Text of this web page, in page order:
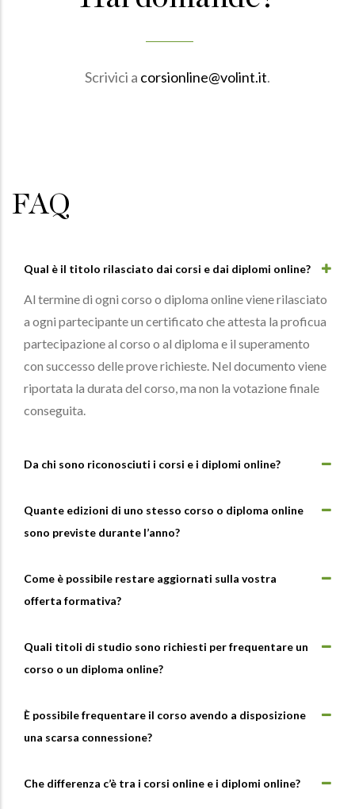
Scrivici a corsionline@volint.it.
FAQ
Qual è il titolo rilasciato dai corsi e dai diplomi online?
Al termine di ogni corso o diploma online viene rilasciato
a ogni partecipante un certificato che attesta la proficua
partecipazione al corso o al diploma e il superamento
con successo delle prove richieste. Nel documento viene
riportata la durata del corso, ma non la votazione finale
conseguita.
Da chi sono riconosciuti i corsi e i diplomi online?
Quante edizioni di uno stesso corso o diploma online
sono previste durante l’anno?
Come è possibile restare aggiornati sulla vostra
offerta formativa?
Quali titoli di studio sono richiesti per frequentare un
corso o un diploma online?
È possibile frequentare il corso avendo a disposizione
una scarsa connessione?
Che differenza c’è tra i corsi online e i diplomi online?